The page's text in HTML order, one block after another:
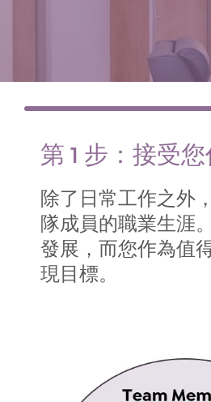
第 1 步：接受
除了日常工作之外
隊成員的職業生涯
發展，而您作為值
現目標。